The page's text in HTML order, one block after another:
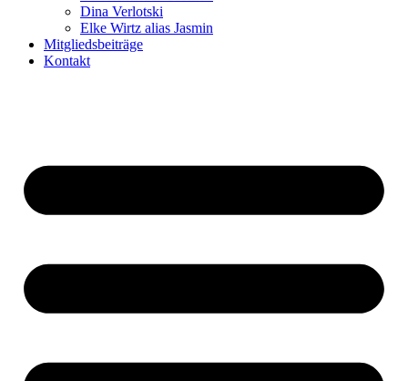
Dina Verlotski
Elke Wirtz alias Jasmin
Mitgliedsbeiträge
Kontakt